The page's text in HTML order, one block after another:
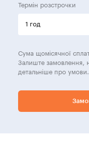
Термін розстрочки
Сума щомісячної
Залиште замовлення,
детальніше про умови.